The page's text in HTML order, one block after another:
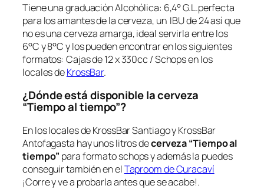
Tiene una graduación Alcohólica: 6,4° G.L.perfecta
para los amantes de la cerveza, un IBU de 24 así que
no es una cerveza amarga, ideal servirla entre los
6°C y 8°C y los pueden encontrar en los siguientes
formatos: Cajas de 12 x 330cc / Schops en los
locales deKrossBar.
¿Dónde está disponible la cerveza
“Tiempo al tiempo”?
En los locales de KrossBar Santiago y KrossBar
Antofagasta hay unos litros decerveza “Tiempo al
tiempo” para formato schops y además la puedes
conseguir también en elTaproom de Curacaví
¡Corre y ve a probarla antes que se acabe!.